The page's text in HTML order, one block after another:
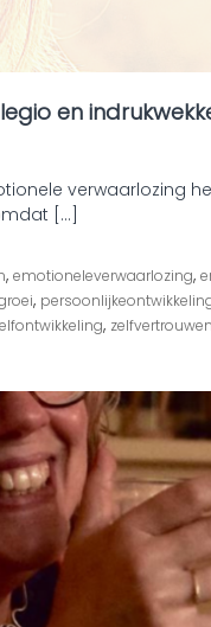
en
verwaarlozing
[…]
, emotioneleverwaarlozing,
,
, zelfvertrouwen